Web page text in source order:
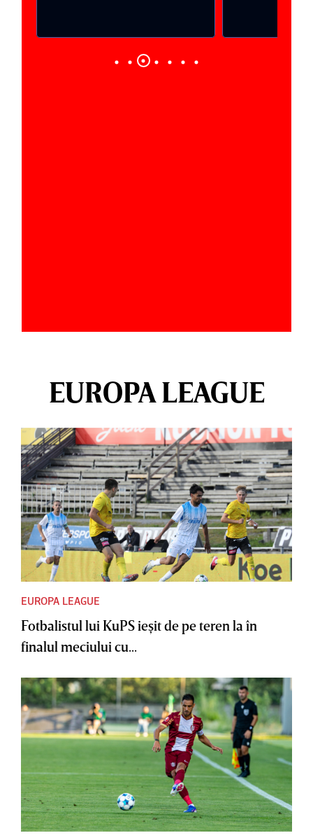
EUROPA LEAGUE
EUROPA LEAGUE
Fotbalistul lui KuPS ieşit de pe teren la în
finalul meciului cu...